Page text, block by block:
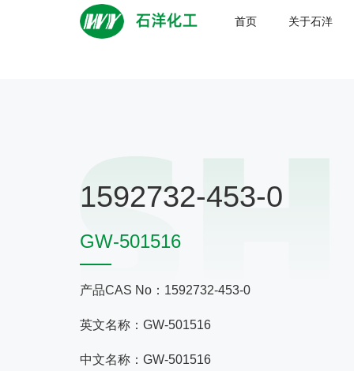
首页 关于石洋
1592732-453-0
GW-501516
产品CAS No：1592732-453-0
英文名称：GW-501516
中文名称：GW-501516